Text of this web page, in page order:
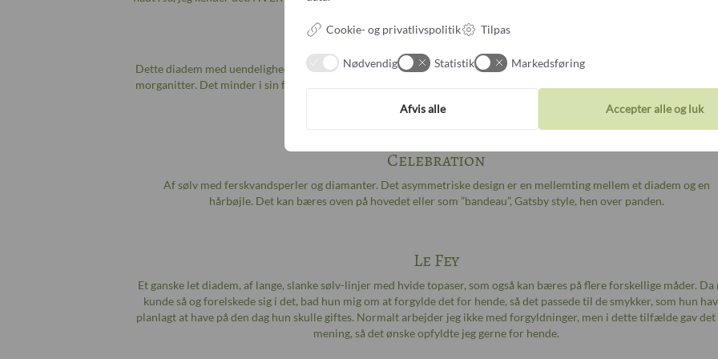
Infinity
Dette diadem med uendelighedstegn er skabt som bryllupsdiadem til en tysk kvinde der selv kom med de smukke, sart
morganitter. Det minder i sin form lidt om de klassiske ”fringe”-diademer, som vi har set på mange royale hoveder
Celebration
Af sølv med ferskvandsperler og diamanter. Det asymmetriske design er en mellemting mellem et diadem og en
hårbøjle. Det kan bæres oven på hovedet eller som ”bandeau”, Gatsby style, hen over panden.
Le Fey
Et ganske let diadem, af lange, slanke sølv-linjer med hvide topaser, som også kan bæres på flere forskellige måder. Da
kunde så og forelskede sig i det, bad hun mig om at forgylde det for hende, så det passede til de smykker, som hun
planlagt at have på den dag hun skulle giftes. Normalt arbejder jeg ikke med forgyldninger, men i dette tilfælde gav det
mening, så det ønske opfyldte jeg gerne for hende.
Cookie- og privatlivspolitik Tilpas
Nødvendig Statistik Markedsføring
Afvis alle Accepter alle og luk